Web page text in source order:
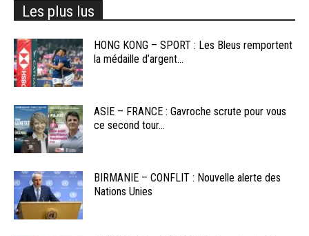
Les plus lus
HONG KONG – SPORT : Les Bleus remportent
la médaille d’argent...
ASIE – FRANCE : Gavroche scrute pour vous
ce second tour...
BIRMANIE – CONFLIT : Nouvelle alerte des
Nations Unies